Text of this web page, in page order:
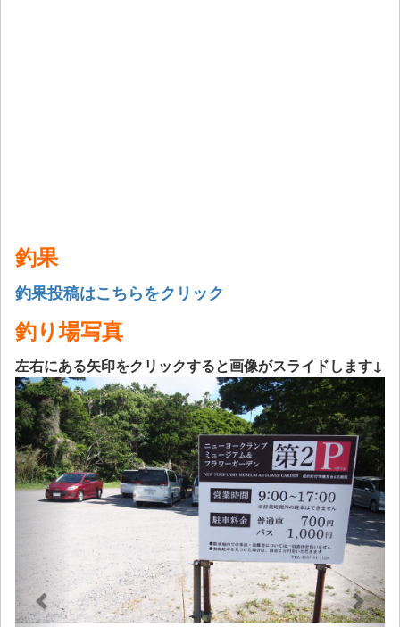
釣果
釣果投稿はこちらをクリック
釣り場写真
左右にある矢印をクリックすると画像がスライドします↓
Previous Next